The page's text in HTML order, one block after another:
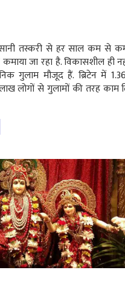
तस्करी से हर साल कम से
जा रहा है. विकासशील ही
गुलाम मौजूद हैं. ब्रिटेन में
लोगों से गुलामों की तरह काम